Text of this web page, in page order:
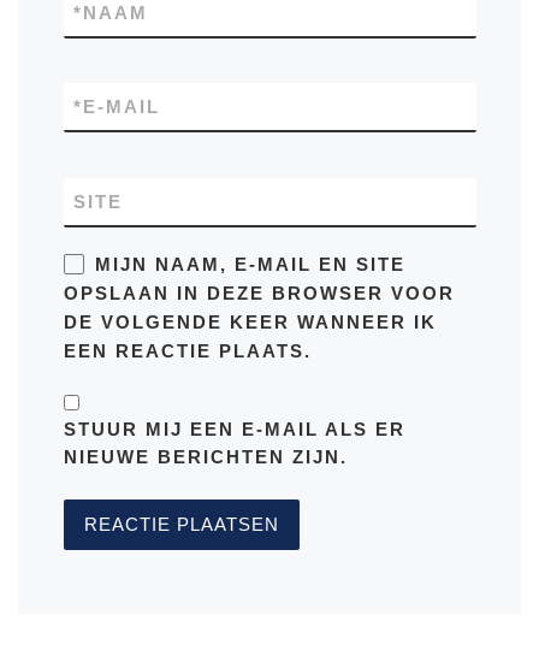
NAAM
*
E-MAIL
*
SITE
MIJN NAAM, E-MAIL EN SITE
OPSLAAN IN DEZE BROWSER VOOR
DE VOLGENDE KEER WANNEER IK
EEN REACTIE PLAATS.
STUUR MIJ EEN E-MAIL ALS ER
NIEUWE BERICHTEN ZIJN.